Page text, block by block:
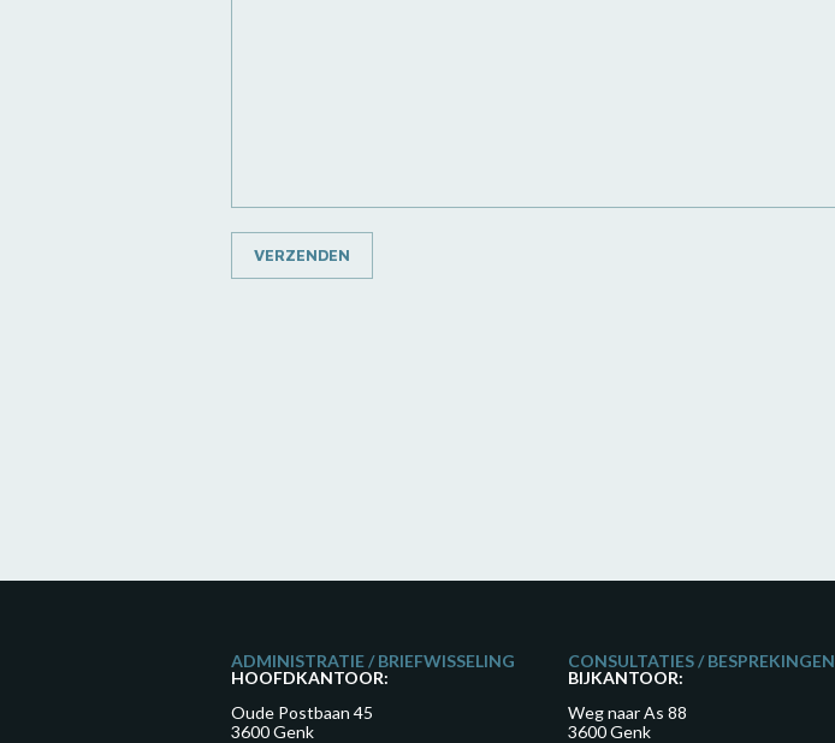
VERZENDEN
ADMINISTRATIE / BRIEFWISSELING
HOOFDKANTOOR:
Oude Postbaan 45
3600 Genk
CONSULTATIES / BESPREKINGEN
BIJKANTOOR:
Weg naar As 88
3600 Genk